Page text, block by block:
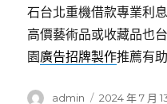
石台北重機借款專業利
高價藝術品或收藏品也
園廣告招牌製作推薦有
作
admin
發
2024 年 7 月